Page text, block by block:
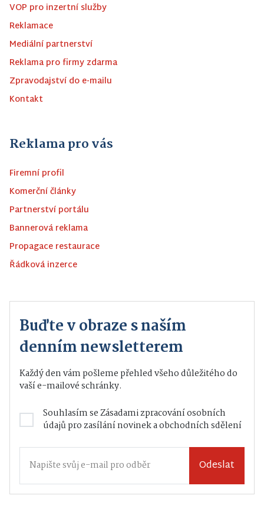
VOP pro inzertní služby
Reklamace
Mediální partnerství
Reklama pro firmy zdarma
Zpravodajství do e-mailu
Kontakt
Reklama pro vás
Firemní profil
Komerční články
Partnerství portálu
Bannerová reklama
Propagace restaurace
Řádková inzerce
Buďte v obraze s naším
denním newsletterem
Každý den vám pošleme přehled všeho důležitého do
vaší e-mailové schránky.
Souhlasím seZásadami zpracování osobních
údajůpro zasílání novinek a obchodních sdělení
Odeslat